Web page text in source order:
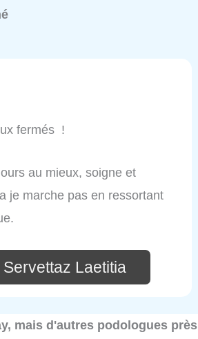
fermés !
au mieux, soigne et
je marche pas en ressortant
Laetitia
mais d'autres podologues près